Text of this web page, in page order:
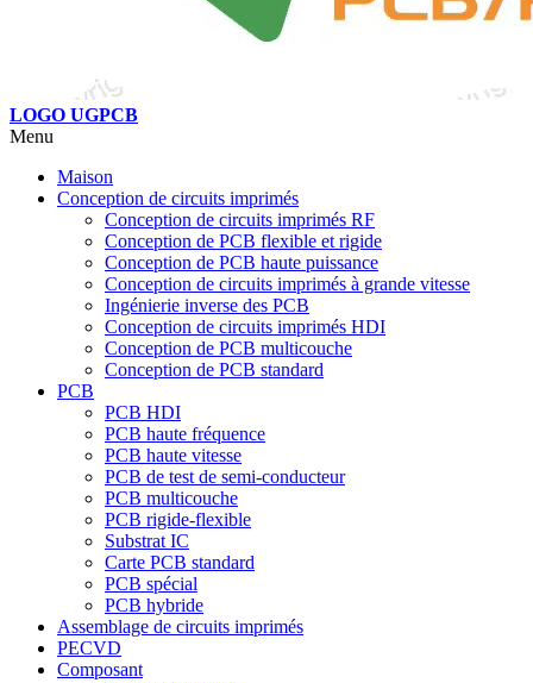
LOGO UGPCB
Menu
Maison
Conception de circuits imprimés
Conception de circuits imprimés RF
Conception de PCB flexible et rigide
Conception de PCB haute puissance
Conception de circuits imprimés à grande vitesse
Ingénierie inverse des PCB
Conception de circuits imprimés HDI
Conception de PCB multicouche
Conception de PCB standard
PCB
PCB HDI
PCB haute fréquence
PCB haute vitesse
PCB de test de semi-conducteur
PCB multicouche
PCB rigide-flexible
Substrat IC
Carte PCB standard
PCB spécial
PCB hybride
Assemblage de circuits imprimés
PECVD
Composant